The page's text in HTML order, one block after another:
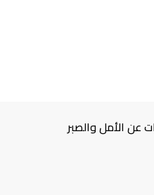
عن الأمل والصبر